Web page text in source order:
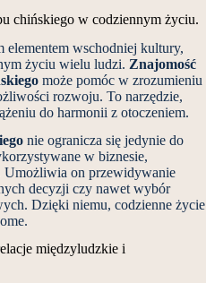
chińskiego w codziennym życiu.
elementem wschodniej kultury,
życiu wielu ludzi. Znajomość
może pomóc w zrozumieniu
rozwoju. To narzędzie,
do harmonii z otoczeniem.
nie ogranicza się jedynie do
w biznesie,
Umożliwia on przewidywanie
decyzji czy nawet wybór
Dzięki niemu, codzienne życie
międzyludzkie i